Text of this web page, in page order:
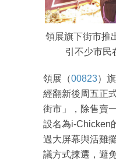
領展旗下街市推
引不少市民
領展（00823）
經翻新後周五正
街市」，除售賣
設名為i-Chicken
過大屏幕與活雞
議方式揀選，避